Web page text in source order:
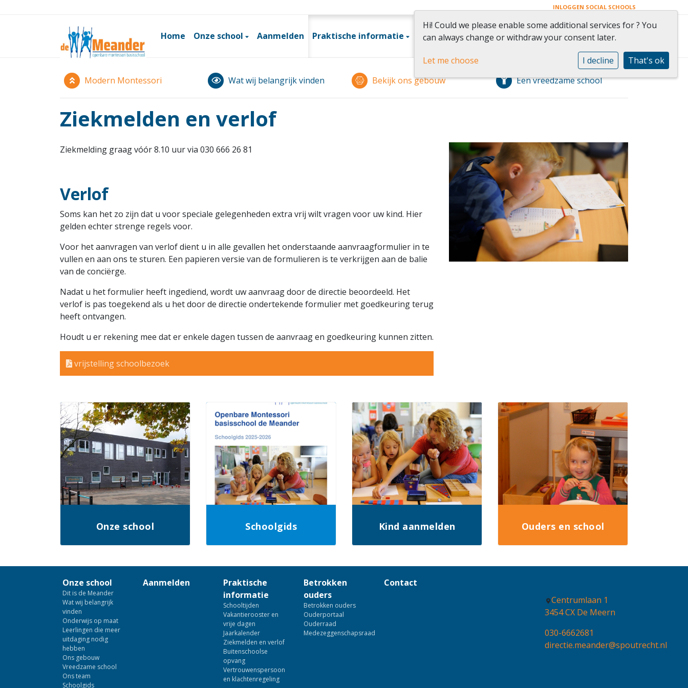
INLOGGEN SOCIAL SCHOOLS
Home Onze school Aanmelden Praktische informatie Betrokken ouders Contact
Modern Montessori Wat wij belangrijk vinden Bekijk ons gebouw Een vreedzame school
Ziekmelden en verlof
Ziekmelding graag vóór 8.10 uur via 030 666 26 81
Verlof
Soms kan het zo zijn dat u voor speciale gelegenheden extra vrij wilt vragen voor uw kind. Hier
gelden echter strenge regels voor.
Voor het aanvragen van verlof dient u in alle gevallen het onderstaande aanvraagformulier in te
vullen en aan ons te sturen. Een papieren versie van de formulieren is te verkrijgen aan de balie
van de conciërge.
Nadat u het formulier heeft ingediend, wordt uw aanvraag door de directie beoordeeld. Het
verlof is pas toegekend als u het door de directie ondertekende formulier met goedkeuring terug
heeft ontvangen.
Houdt u er rekening mee dat er enkele dagen tussen de aanvraag en goedkeuring kunnen zitten.
vrijstelling schoolbezoek
Onze school Schoolgids Kind aanmelden Ouders en school
Onze school
Dit is de Meander
Wat wij belangrijk
vinden
Onderwijs op maat
Leerlingen die meer
uitdaging nodig
hebben
Ons gebouw
Vreedzame school
Ons team
Schoolgids
Aanmelden
Praktische
informatie
Schooltijden
Vakantierooster en
vrije dagen
Jaarkalender
Ziekmelden en verlof
Buitenschoolse
opvang
Vertrouwenspersoon
en klachtenregeling
Betrokken
ouders
Betrokken ouders
Ouderportaal
Ouderraad
Medezeggenschapsraad
Contact
Centrumlaan 1
3454 CX De Meern
030-6662681
directie.meander@spoutrecht.nl
Hi! Could we please enable some additional services for? You
can always change or withdraw your consent later.
Let me choose I decline That's ok